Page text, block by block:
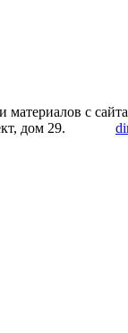
с сайта
дом 29.